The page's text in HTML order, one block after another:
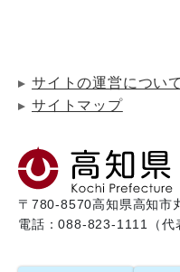
サイトの運営について
サイトマップ
〒780-8570高知県高知市
電話：088-823-1111（代